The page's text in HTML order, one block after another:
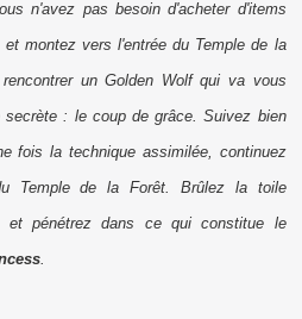
n'avez pas besoin d'acheter d'items
montez vers l'entrée du Temple de la
un Golden Wolf qui va vous
secrète : le coup de grâce. Suivez bien
fois la technique assimilée, continuez
Temple de la Forêt. Brûlez la toile
et pénétrez dans ce qui constitue le